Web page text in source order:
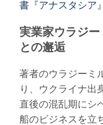
書『アナスタシア
実業家ウラジ
との邂逅
著者のウラジーミ
り、ウクライナ出
直後の混乱期にシ
船のビジネスを立